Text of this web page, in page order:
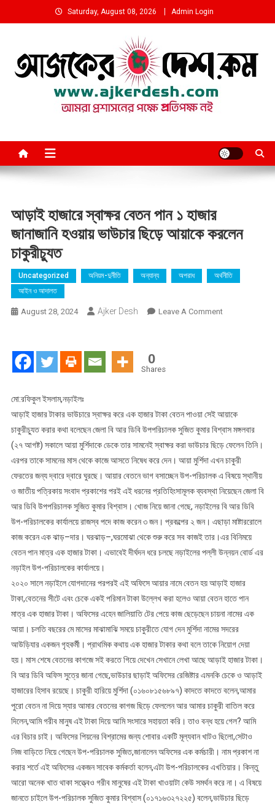
to
Saturday, August 08, 2026 Admin Login
আড়াই হাজারে স্বাক্ষর বেতন পান ১ হাজার
জানাজানি হওয়ায় ভাউচার ছিড়ে আয়াকে করলেন
চাকুরীচ্যুত
Uncategorized অনিয়ম-দুর্নীতি অন্যান্য অপরাধ
অর্থনীতি
আইন ও আদালত
August 28, 2024 Ajker Desh Leave A CommentOn
হাজার
ভাউচার
ছিড়ে
আয়াকে
করলেন
চাকুরীচ্যুত
0
Shares
মো:রফিকুল ইসলাম,নড়াইলঃ
আড়াই হাজার টাকার ভাউচারে স্বাক্ষর করে এক হাজার টাকা বেতন পাওয়া সেই আয়াকে
চাকুরীচ্যুত করার কথা বলেছেন জেলা বি আর ডিবি উপপরিচালক সুজিত কুমার বিশ্বাস মঙ্গলবার
(২৭ আগষ্ট) সকালে আয়া মুর্শিদাকে ডেকে তার সামনেই স্বাক্ষর করা ভাউচার ছিড়ে ফেলেন তিনি।
এরপর তাকে সামনের মাস থেকে কাজে আসতে নিষেধ করে দেন। আয়া মুর্শিদা এখন চাকুরী
ফেরতের জন্য দ্বারে দ্বারে ঘুরছে। আয়ার বেতনে ভাগ বসাচ্ছেন উপ-পরিচালক এ বিষয়ে স্থানীয়
ও জাতীয় পত্রিকায় সংবাদ প্রকাশের পরই এই ধরনের প্রতিহিংসামূলক ব্যবস্থা নিয়েছেন জেলা বি
আর ডিবি উপপরিচালক সুজিত কুমার বিশ্বাস। খোজ নিয়ে জানা গেছে, নড়াইলের বি আর ডিবি
উপ-পরিচালকের কার্যালয়ে রাজস্ব পদে কাজ করেন ৩ জন। প্রকল্পের ২ জন। এছাড়া মাষ্টাররোলে
কাজ করেন এক ঝাড়–দার। ঘরঝাড়–,ঘরমোঝা থেকে শুরু করে সব কাজই তার।এর বিনিময়ে
বেতন পান মাত্র এক হাজার টাকা। এভাবেই দীর্ঘদন ধরে চলছে নড়াইলের পল্লী উন্নয়ন বোর্ড এর
নড়াইল উপ-পরিচালকের কার্যালয়ে।
২০২০ সালে নড়াইলে যোগদানের পরপরই এই অফিসে আয়ার নামে বেতন হয় আড়াই হাজার
টাকা,বেতনের সীটে এবং চেকে একই পরিমান টাকা উল্লেখ করা হলেও আয়া বেতন হাতে পান
মাত্র এক হাজার টাকা। অফিসের এহেন জালিয়াতি টের পেয়ে কাজ ছেড়েছেন চায়না নামের এক
আয়া। চলতি বছরের মে মাসের মাঝামাঝি সময়ে চাকুরীতে যোগ দেন মুর্শিদা নামের সদরের
আউড়িযার একজন গৃহকর্মী। প্রাথমিক কথায় এক হাজার টাকার কথা বলে তাকে নিয়োগ দেয়া
হয়। মাস শেষে বেতনের কাগজে সই করতে গিয়ে দেখেন সেখানে লেখা আছে আড়াই হাজার টাকা।
বি আর ডিবি অফিস সুত্রে জানা গেছে,ভাউচার ছাড়াই অফিসের রেজিষ্টার এমনকি চেকে ও আড়াই
হাজারের হিসাব রয়েছে। চাকুরী হারিয়ে মুর্শিদা (০১৬০৮১৫৬৮৯৭) কাদতে কাদতে বলেন,আমার
পুরো বেতন না দিয়ে স্যার আমার বেতনের কাগজ ছিড়ে ফেললেন আর আমার চাকুরী বাতিল করে
দিলেন,আমি গরীব মানুষ এই টাকা দিয়ে আমি সংসারে সহায়তা করি। তাও বন্ধ হয়ে গেল? আমি
এর বিচার চাই। অফিসের পিয়নের বিশ্রামের জন্য শোবার একটি মূল্যবান খাটও ছিলো,সেটাও
নিজ বাড়িতে নিয়ে গেছেন উপ-পরিচালক সুজিত,জানালেন অফিসের এক কর্মচারী। নাম প্রকাশ না
করার শর্তে এই অফিসের একজন সাবেক কর্মকর্তা বলেন,এটা উপ-পরিচালকের এখতিয়ার। কিন্তু
আরো অনেক খাত থাকা সত্ত্বেও গরীব মানুষের এই টাকা খাওয়াটা কেউ সমর্থন করে না। এ বিষয়ে
জানতে চাইলে উপ-পরিচালক সুজিত কুমার বিশ্বাস (০১৭১৬৩২৭২২৫) বলেন,ভাউচার ছিড়ে